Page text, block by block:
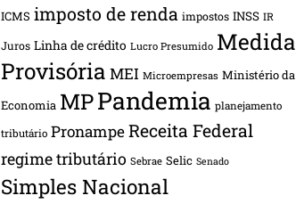
ICMS imposto de renda impostos INSS IR
Juros Linha de crédito Lucro Presumido Medida
Provisória MEI Microempresas Ministério da
Economia MPPandemia planejamento
tributário PronampeReceita Federal
regime tributário Sebrae Selic Senado
Simples Nacional